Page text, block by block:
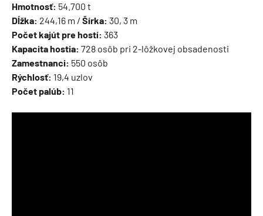
Hmotnosť: 54.700 t
Dĺžka: 244,16 m / Šírka: 30, 3 m
Počet kajút pre hostí: 363
Kapacita hostia: 728 osôb pri 2-lôžkovej obsadenosti
Zamestnanci: 550 osôb
Rýchlosť: 19,4 uzlov
Počet palúb: 11